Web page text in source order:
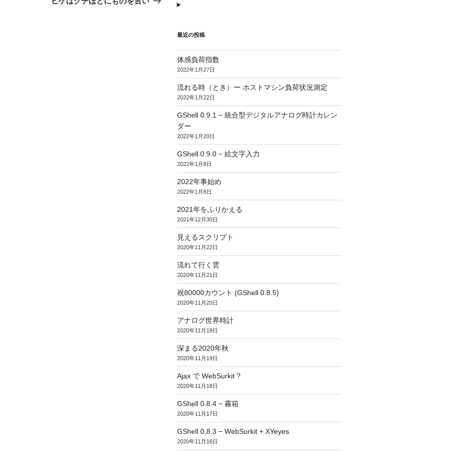
最近の投稿
体感負荷指数
2022年1月27日
流れる時（とき）ー ホストマシン負荷状況測定
2022年1月22日
GShell 0.9.1 − 統合型デジタルアナログ時計カレン
ダー
2022年1月20日
GShell 0.9.0 − 絵文字入力
2022年1月8日
2022年事始め
2022年1月8日
2021年をふりかえる
2021年12月30日
見えるスクリプト
2020年11月22日
流れて行く雲
2020年11月21日
祝80000カウント (GShell 0.8.5)
2020年11月20日
アナログ世界時計
2020年11月19日
深まる2020年秋
2020年11月19日
Ajax で WebSurkit ?
2020年11月18日
GShell 0.8.4 − 霧箱
2020年11月17日
GShell 0.8.3 − WebSurkit + XYeyes
2020年11月16日